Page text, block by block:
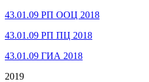
43.01.09 РП ООЦ 2018
43.01.09 РП ПЦ 2018
43.01.09 ГИА 2018
2019